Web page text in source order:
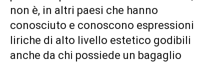
non è, in altri paesi che hanno
conosciuto e conoscono espressioni
liriche di alto livello estetico godibili
anche da chi possiede un bagaglio